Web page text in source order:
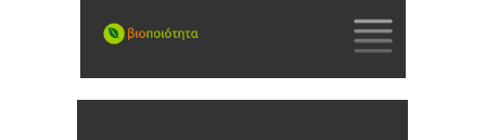
TO